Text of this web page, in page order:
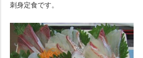
刺身定食です。